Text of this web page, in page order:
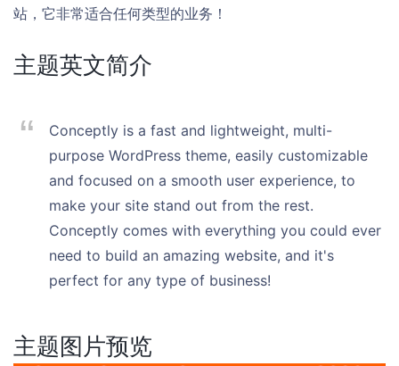
站，它非常适合任何类型的业务！
主题英文简介
Conceptly is a fast and lightweight, multi-
purpose WordPress theme, easily customizable
and focused on a smooth user experience, to
make your site stand out from the rest.
Conceptly comes with everything you could ever
need to build an amazing website, and it's
perfect for any type of business!
主题图片预览